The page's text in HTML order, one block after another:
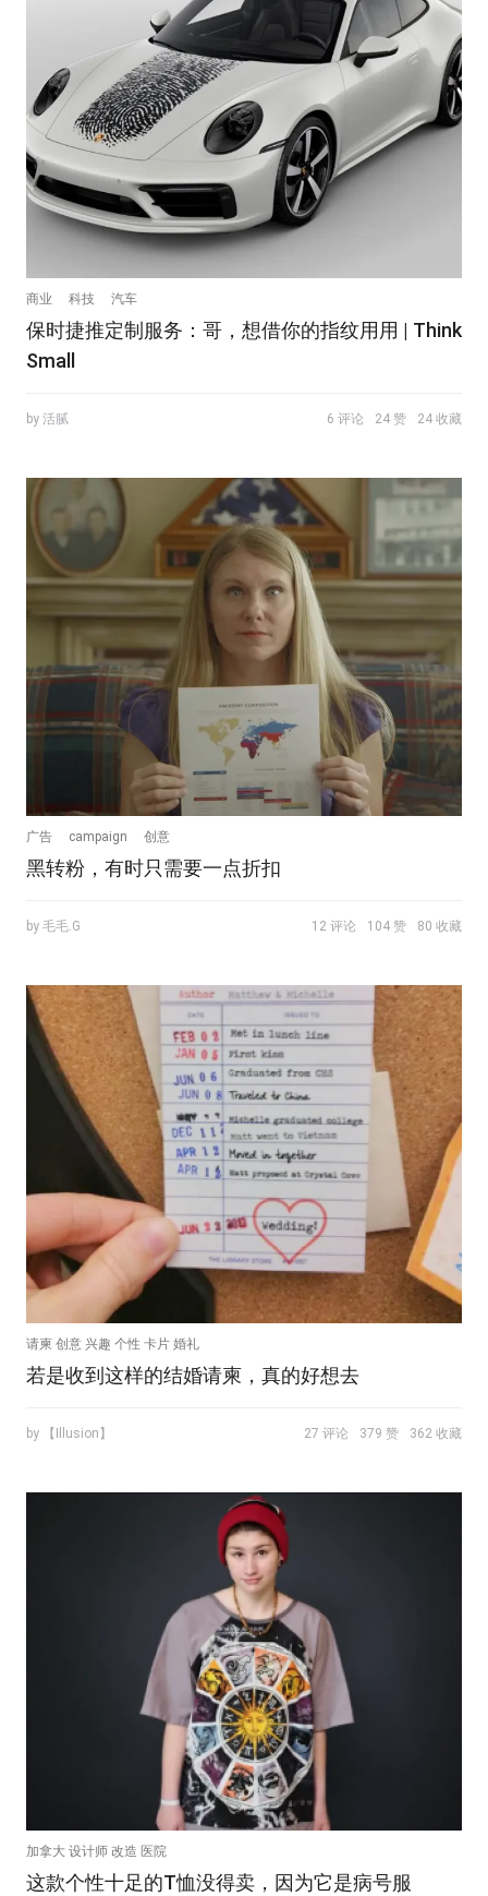
商业 科技 汽车
保时捷推定制服务：哥，想借你的指纹用用 | Think
Small
by 活腻 6 评论 24 赞 24 收藏
广告 campaign 创意
黑转粉，有时只需要一点折扣
by 毛毛.G 12 评论 104 赞 80 收藏
请柬 创意 兴趣 个性 卡片 婚礼
若是收到这样的结婚请柬，真的好想去
by 【Illusion】 27 评论 379 赞 362 收藏
加拿大 设计师 改造 医院
这款个性十足的T恤没得卖，因为它是病号服